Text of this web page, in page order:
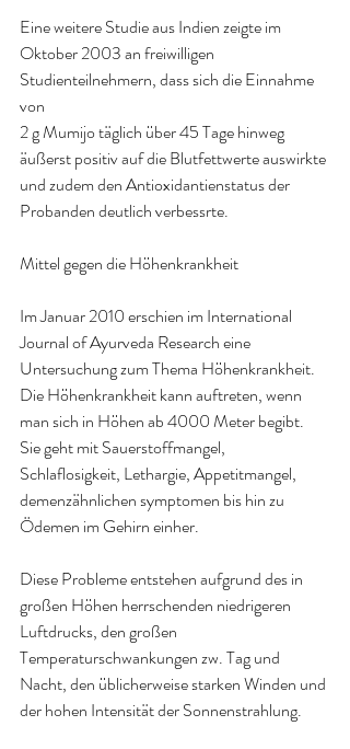
Eine weitere Studie aus Indien zeigte im
Oktober 2003 an freiwilligen
Studienteilnehmern, dass sich die Einnahme
von
2 g Mumijo täglich über 45 Tage hinweg
äußerst positiv auf die Blutfettwerte auswirkte
und zudem den Antioxidantienstatus der
Probanden deutlich verbessrte.
Mittel gegen die Höhenkrankheit
Im Januar 2010 erschien im International
Journal of Ayurveda Research eine
Untersuchung zum Thema Höhenkrankheit.
Die Höhenkrankheit kann auftreten, wenn
man sich in Höhen ab 4000 Meter begibt.
Sie geht mit Sauerstoffmangel,
Schlaflosigkeit, Lethargie, Appetitmangel,
demenzähnlichen symptomen bis hin zu
Ödemen im Gehirn einher.
Diese Probleme entstehen aufgrund des in
großen Höhen herrschenden niedrigeren
Luftdrucks, den großen
Temperaturschwankungen zw. Tag und
Nacht, den üblicherweise starken Winden und
der hohen Intensität der Sonnenstrahlung.